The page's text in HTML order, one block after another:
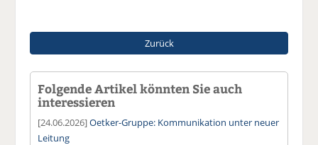
Zurück
Folgende Artikel könnten Sie auch
interessieren
[24.06.2026]Oetker-Gruppe: Kommunikation unter neuer
Leitung